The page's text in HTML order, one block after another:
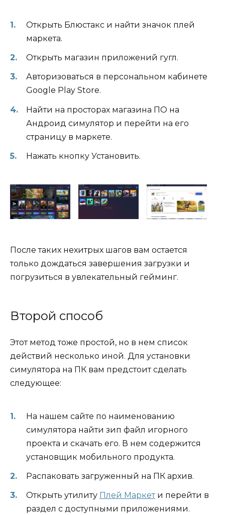
Открыть Блюстакс и найти значок плей
маркета.
Открыть магазин приложений гугл.
Авторизоваться в персональном кабинете
Google Play Store.
Найти на просторах магазина ПО на
Андроид симулятор и перейти на его
страницу в маркете.
Нажать кнопку Установить.
После таких нехитрых шагов вам остается
только дождаться завершения загрузки и
погрузиться в увлекательный гейминг.
Второй способ
Этот метод тоже простой, но в нем список
действий несколько иной. Для установки
симулятора на ПК вам предстоит сделать
следующее:
На нашем сайте по наименованию
симулятора найти зип файл игорного
проекта и скачать его. В нем содержится
установщик мобильного продукта.
Распаковать загруженный на ПК архив.
Открыть утилиту Плей Маркети перейти в
раздел с доступными приложениями.